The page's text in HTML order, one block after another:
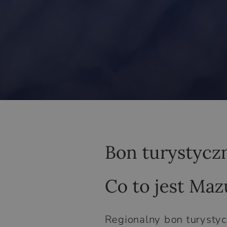
Bon
Co to jest
Regionalny bon